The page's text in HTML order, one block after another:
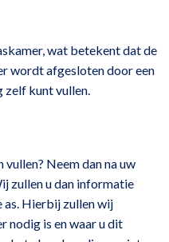
wat betekent dat de
wordt afgesloten door een
zelf kunt vullen.
Neem dan na uw
zullen u dan informatie
as. Hierbij zullen wij
nodig is en waar u dit